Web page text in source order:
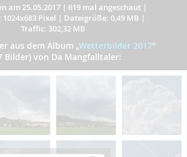
am 25.05.2017 | 619 mal angeschaut |
Pixel | Dateigröße: 0,49 MB |
Traffic: 302,32 MB
aus dem Album „Wetterbilder 2017”
Bilder) von Da Mangfalltaler: